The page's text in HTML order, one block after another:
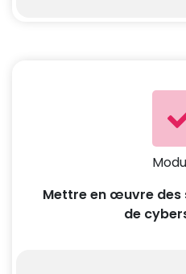
Mettre en œuvre
de